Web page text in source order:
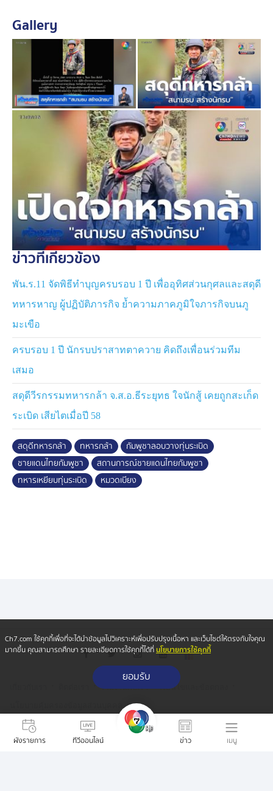
ผังรายการ ทีวีออนไลน์ ข่าว เมนู
ทุกวันนี้ เวลาจะออกไปลาดตระเวน จะต้องมีเจ้าหน้าที่ EOD
เคลียร์พื้นที่ให้ก่อน ช่วงนี้ทหารทุกนายเริ่ม ผ่อนคลายมาก
ขึ้น แต่ยังไม่วางใจ เพราะอาจจะเกิดเหตุไม่คาดคิดขึ้นได้ ขอ
สดุดีทหารกล้าทุกนาย ที่เสียสละ ช่วยปกป้องแผ่นดินไทย
ขอบคุณประชาชนแนวหลัง ที่คอยส่งกำลังใจให้ ไม่ต้องเป็น
ห่วงพวกผมสบายดี กินอิ่ม นอนอุ่น และมีกำลังใจดีทุกนาย
Gallery
ข่าวที่เกี่ยวข้อง
พัน.ร.11 จัดพิธีทำบุญครบรอบ 1 ปี เพื่ออุทิศส่วนกุศลและสดุดี
ทหารหาญ ผู้ปฏิบัติภารกิจ ย้ำความภาคภูมิใจภารกิจบนภู
มะเขือ
ครบรอบ 1 ปี นักรบปราสาทตาควาย คิดถึงเพื่อนร่วมทีม
เสมอ
สดุดีวีรกรรมทหารกล้า จ.ส.อ.ธีระยุทธ ใจนักสู้ เคยถูกสะเก็ด
ระเบิด เสียไตเมื่อปี 58
สดุดีทหารกล้า ทหารกล้า
กัมพูชาลอบวางทุ่นระเบิด
ชายแดนไทยกัมพูชา
สถานการณ์ชายแดนไทยกัมพูชา
ทหารเหยียบทุ่นระเบิด
หมวดเบียง
·ร่วมงานกับเรา·เงื่อนไขและข้อตกลง
·
นโยบายคุ้มครองข้อมูลส่วนบุคคล (ออนไลน์) นโยบายคุกกี้
รับเรื่องร้องเรียน
Ch7.com ใช้คุกกี้เพื่อที่จะได้นำข้อมูลไปวิเคราะห์เพื่อปรับปรุงเนื้อหา และเว็บไซต์ให้ตรงกับใจคุณ
มากขึ้น คุณสามารถศึกษา รายละเอียดการใช้คุกกี้ได้ที่นโยบายการใช้คุกกี้
ยอมรับ